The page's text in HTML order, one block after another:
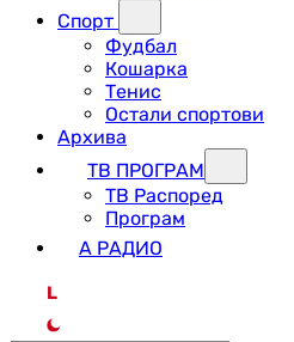
Спорт
Фудбал
Кошарка
Тенис
Остали спортови
Архива
ТВ ПРОГРАМ
ТВ Распоред
Програм
А РАДИО
L